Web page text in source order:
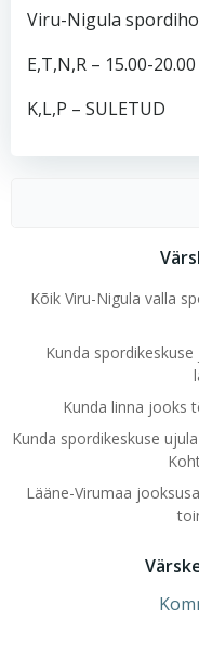
Viru-Nigula
E,T,N,R – 15.00-20.00
K,L,P – SULETUD
Kõik Viru-Nigula valla
Kunda
Kunda linna jooks
Kunda spordikeskuse
Lääne-Virumaa